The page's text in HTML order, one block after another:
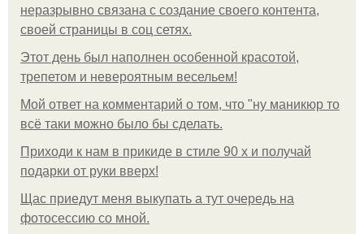
неразрывно связана с создание своего контента,
своей страницы в соц сетях.
Этот день был наполнен особенной красотой,
трепетом и невероятным весельем!
Мой ответ на комментарий о том, что "ну маникюр то
всё таки можно было бы сделать.
Приходи к нам в прикиде в стиле 90 х и получай
подарки от руки вверх!
Щас приедут меня выкупать а тут очередь на
фотосессию со мной.